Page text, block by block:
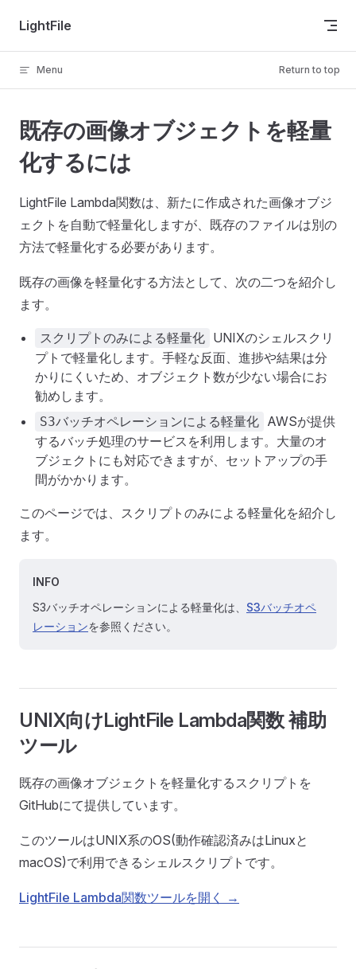
Skip to content
LightFile
Menu Return to top
既存の画像オブジェクトを軽量
化するには
LightFile Lambda関数は、新たに作成された画像オブジ
ェクトを自動で軽量化しますが、既存のファイルは別の
方法で軽量化する必要があります。
既存の画像を軽量化する方法として、次の二つを紹介し
ます。
スクリプトのみによる軽量化 UNIXのシェルスクリ
プトで軽量化します。手軽な反面、進捗や結果は分
かりにくいため、オブジェクト数が少ない場合にお
勧めします。
S3バッチオペレーションによる軽量化 AWSが提供
するバッチ処理のサービスを利用します。大量のオ
ブジェクトにも対応できますが、セットアップの手
間がかかります。
このページでは、スクリプトのみによる軽量化を紹介し
ます。
INFO
S3バッチオペレーションによる軽量化は、 S3バッチオペ
レーションを参照ください。
UNIX向けLightFile Lambda関数 補助
ツール
既存の画像オブジェクトを軽量化するスクリプトを
GitHubにて提供しています。
このツールはUNIX系のOS(動作確認済みはLinuxと
macOS)で利用できるシェルスクリプトです。
LightFile Lambda関数ツールを開く →